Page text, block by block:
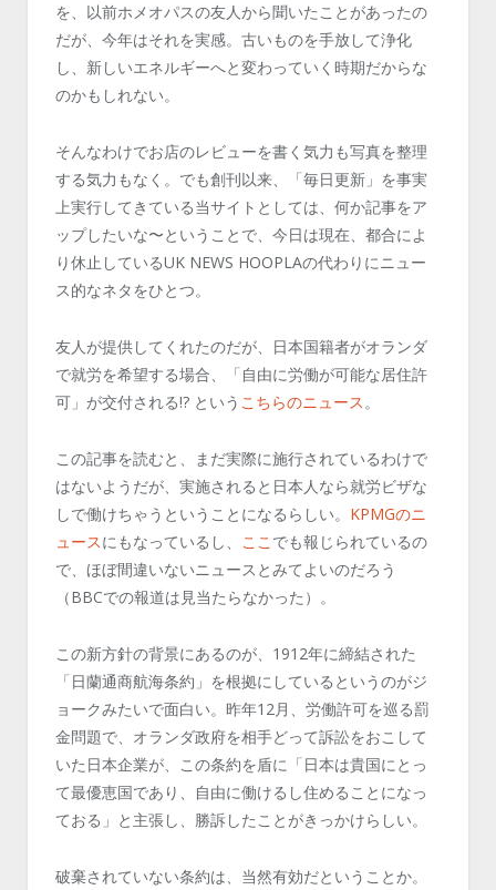
を、以前ホメオパスの友人から聞いたことがあったの
だが、今年はそれを実感。古いものを手放して浄化
し、新しいエネルギーへと変わっていく時期だからな
のかもしれない。
そんなわけでお店のレビューを書く気力も写真を整理
する気力もなく。でも創刊以来、「毎日更新」を事実
上実行してきている当サイトとしては、何か記事をア
ップしたいな〜ということで、今日は現在、都合によ
り休止しているUK NEWS HOOPLAの代わりにニュー
ス的なネタをひとつ。
友人が提供してくれたのだが、日本国籍者がオランダ
で就労を希望する場合、「自由に労働が可能な居住許
可」が交付される!? という こちらのニュース。
この記事を読むと、まだ実際に施行されているわけで
はないようだが、実施されると日本人なら就労ビザな
しで働けちゃうということになるらしい。 KPMGのニ
ュースにもなっているし、 ここ でも報じられているの
で、ほぼ間違いないニュースとみてよいのだろう
（BBCでの報道は見当たらなかった）。
この新方針の背景にあるのが、1912年に締結された
「日蘭通商航海条約」を根拠にしているというのがジ
ョークみたいで面白い。昨年12月、労働許可を巡る罰
金問題で、オランダ政府を相手どって訴訟をおこして
いた日本企業が、この条約を盾に「日本は貴国にとっ
て最優恵国であり、自由に働けるし住めることになっ
ておる」と主張し、勝訴したことがきっかけらしい。
破棄されていない条約は、当然有効だということか。